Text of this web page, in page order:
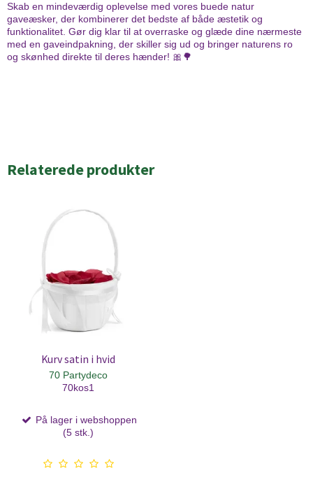
Skab en mindeværdig oplevelse med vores buede natur
gaveæsker, der kombinerer det bedste af både æstetik og
funktionalitet. Gør dig klar til at overraske og glæde dine nærmeste
med en gaveindpakning, der skiller sig ud og bringer naturens ro
og skønhed direkte til deres hænder! 🎀🌳
Relaterede produkter
Kurv satin i hvid
70 Partydeco
70kos1
På lager i webshoppen
(5 stk.)